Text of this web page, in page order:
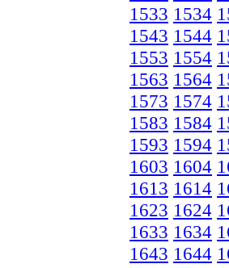
1533 1534
1543 1544
1553 1554
1563 1564
1573 1574
1583 1584
1593 1594
1603 1604
1613 1614
1623 1624
1633 1634
1643 1644